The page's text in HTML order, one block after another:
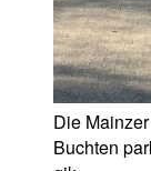
Die
Buchten